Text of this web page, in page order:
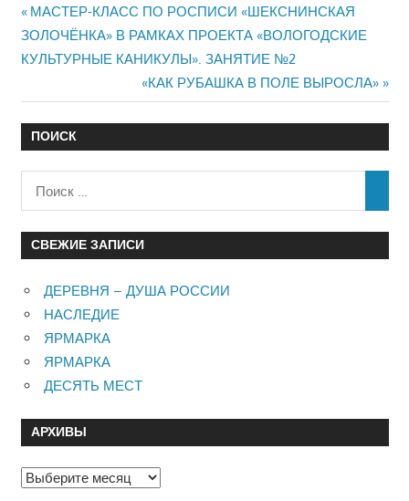
Навигация
по
Предыдущий:
МАСТЕР-КЛАСС ПО РОСПИСИ «ШЕКСНИНСКАЯ
ЗОЛОЧЁНКА» В РАМКАХ ПРОЕКТА «ВОЛОГОДСКИЕ
КУЛЬТУРНЫЕ КАНИКУЛЫ». ЗАНЯТИЕ №2
Следующий:
«КАК РУБАШКА В ПОЛЕ ВЫРОСЛА»
ПОИСК
СВЕЖИЕ ЗАПИСИ
ДЕРЕВНЯ – ДУША РОССИИ
НАСЛЕДИЕ
ЯРМАРКА
ЯРМАРКА
ДЕСЯТЬ МЕСТ
АРХИВЫ
Архивы